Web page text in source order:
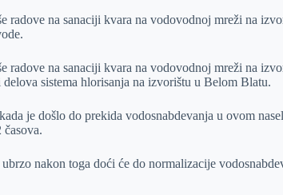
radove na sanaciji kvara na vodovodnoj mreži na
radove na sanaciji kvara na vodovodnoj mreži na
sistema hlorisanja na izvorištu u Belom Blatu.
je došlo do prekida vodosnabdevanja u ovom
časova.
nakon toga doći će do normalizacije